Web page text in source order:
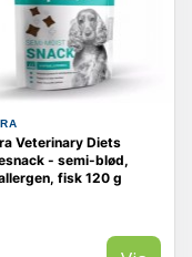
Veterinary Diets
- semi-blød,
fisk 120 g